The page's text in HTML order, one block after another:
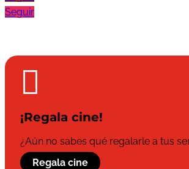
Seguir

¡Regala cine!
¿Aún no sabes qué regalarle a tus
Regala cine